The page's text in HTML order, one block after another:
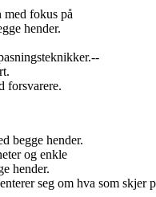
fokus på
hender.
forsvarere.
begge hender.
og enkle
hender.
seg om hva som skjer